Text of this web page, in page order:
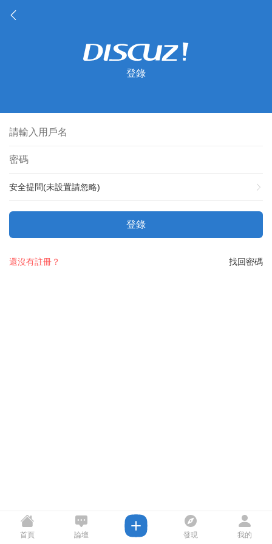
登錄
安全提問(未設置請忽略)
登錄
找回密碼
還沒有註冊？
首頁 論壇 發現 我的